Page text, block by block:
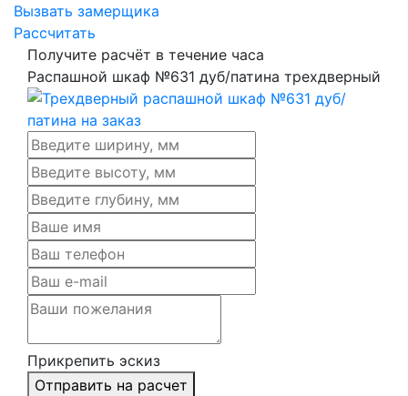
Вызвать замерщика
Рассчитать
Получите расчёт в течение часа
Распашной шкаф №631 дуб/патина трехдверный
Прикрепить эскиз
Отправить на расчет